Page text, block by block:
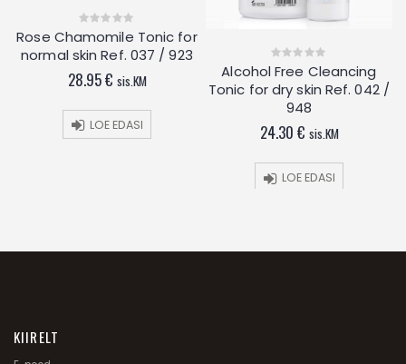
0
out
of
Rose Chamomile Tonic for
normal skin Ref. 037 / 923
28.95€ sis.KM
LOE EDASI
0
of
Alcohol Free Cleancing
Tonic for dry skin Ref. 042 /
948
24.30 € sis.KM
LOE EDASI